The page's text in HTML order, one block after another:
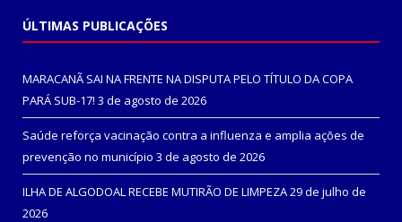
ÚLTIMAS PUBLICAÇÕES
MARACANÃ SAI NA FRENTE NA DISPUTA PELO TÍTULO DA COPA
PARÁ SUB-17! 3 de agosto de 2026
Saúde reforça vacinação contra a influenza e amplia ações de
prevenção no município 3 de agosto de 2026
ILHA DE ALGODOAL RECEBE MUTIRÃO DE LIMPEZA29 de julho de
2026